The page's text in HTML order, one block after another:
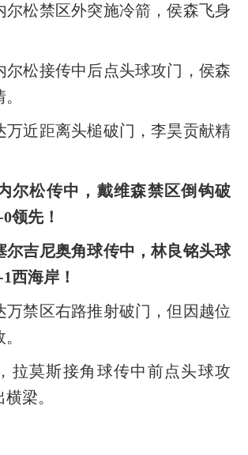
尔松禁区外突施冷箭，侯森飞身
尔松接传中后点头球攻门，侯森
万近距离头槌破门，李昊贡献精
尔松传中，戴维森禁区倒钩破
领先！
尔吉尼奥角球传中，林良铭头球
西海岸！
万禁区右路推射破门，但因越位
拉莫斯接角球传中前点头球攻
梁。